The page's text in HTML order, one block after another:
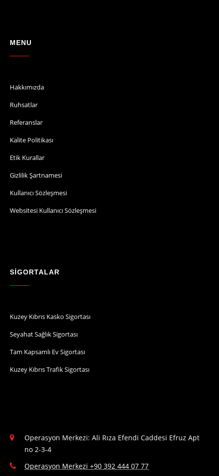
MENU
Hakkımızda
Ruhsatlar
Referanslar
Kalite Politikası
Etik Kurallar
Gizlilik Şartnamesi
Kullanıcı Sözleşmesi
Websitesi Kullanıcı Sözleşmesi
SİGORTALAR
Kuzey Kıbrıs Kasko Sigortası
Seyahat Sağlık Sigortası
Tam Kapsamlı Ev Sigortası
Kuzey Kıbrıs Trafik Sigortası
Operasyon Merkezi: Ali Rıza Efendi Caddesi Efruz Apt
no 2-3-4
Operasyon Merkezi +90 392 444 07 77